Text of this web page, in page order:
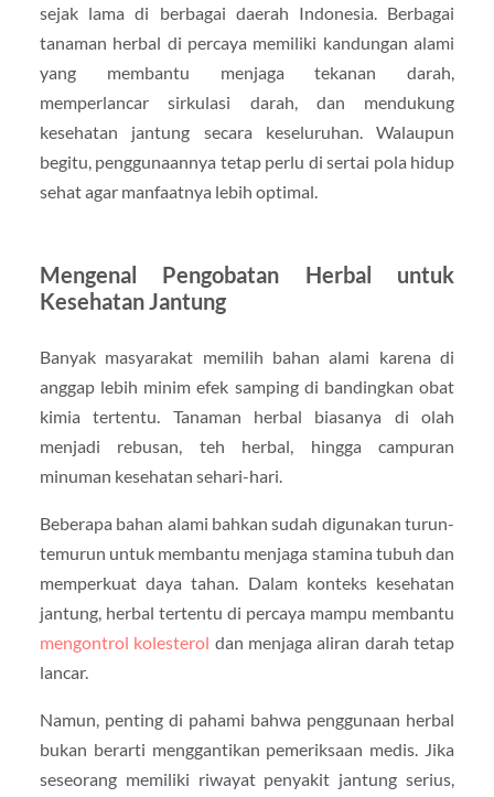
sejak lama di berbagai daerah Indonesia. Berbagai
tanaman herbal di percaya memiliki kandungan alami
yang membantu menjaga tekanan darah,
memperlancar sirkulasi darah, dan mendukung
kesehatan jantung secara keseluruhan. Walaupun
begitu, penggunaannya tetap perlu di sertai pola hidup
sehat agar manfaatnya lebih optimal.
Mengenal Pengobatan Herbal untuk
Kesehatan Jantung
Banyak masyarakat memilih bahan alami karena di
anggap lebih minim efek samping di bandingkan obat
kimia tertentu. Tanaman herbal biasanya di olah
menjadi rebusan, teh herbal, hingga campuran
minuman kesehatan sehari-hari.
Beberapa bahan alami bahkan sudah digunakan turun-
temurun untuk membantu menjaga stamina tubuh dan
memperkuat daya tahan. Dalam konteks kesehatan
jantung, herbal tertentu di percaya mampu membantu
mengontrol kolesterol dan menjaga aliran darah tetap
lancar.
Namun, penting di pahami bahwa penggunaan herbal
bukan berarti menggantikan pemeriksaan medis. Jika
seseorang memiliki riwayat penyakit jantung serius,